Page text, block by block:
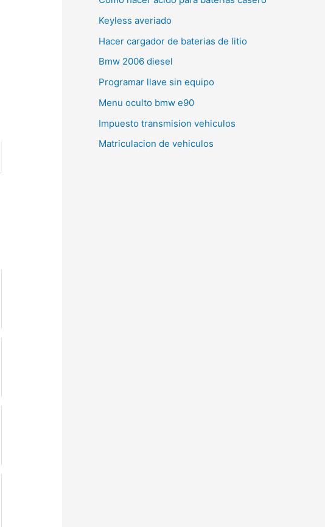
Keyless averiado
Hacer cargador de baterias de litio
Bmw 2006 diesel
Programar llave sin equipo
Menu oculto bmw e90
Impuesto transmision vehiculos
Matriculacion de vehiculos